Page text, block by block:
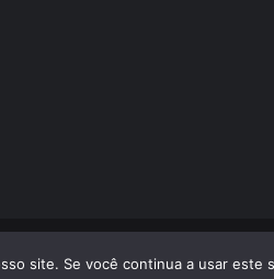
site. Se você continua a usar